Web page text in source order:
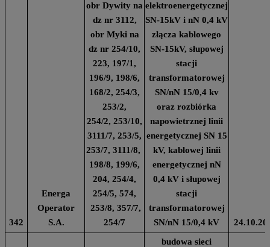
342
Energa
Operator
S.A.
obr Dywity na
dz nr 3112,
obr Myki na
dz nr 254/10,
223, 197/1,
196/9, 198/6,
168/2, 254/3,
253/2,
254/2, 253/10,
3111/7, 253/5,
253/7, 3111/8,
198/8, 199/6,
204, 254/4,
254/5, 574,
253/8, 357/7,
254/7
elektroenergetycznej
SN-15kV i nN 0,4 kV
złącza kablowego
SN-15kV, słupowej
stacji
transformatorowej
SN/nN 15/0,4 kv
oraz rozbiórka
napowietrznej linii
energetycznej SN 15
kV, kablowej linii
energetycznej nN
0,4 kV i słupowej
stacji
transformatorowej
SN/nN 15/0,4 kV
budowa sieci